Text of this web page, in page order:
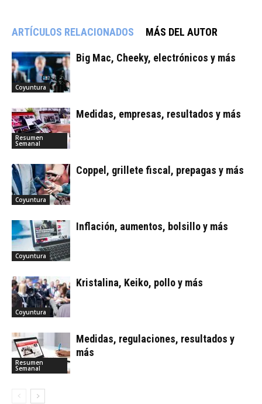
ARTÍCULOS RELACIONADOS MÁS DEL AUTOR
Coyuntura
Big Mac, Cheeky, electrónicos y más
Resumen
Semanal
Medidas, empresas, resultados y más
Coyuntura
Coppel, grillete fiscal, prepagas y más
Coyuntura
Inflación, aumentos, bolsillo y más
Coyuntura
Kristalina, Keiko, pollo y más
Resumen
Semanal
Medidas, regulaciones, resultados y
más